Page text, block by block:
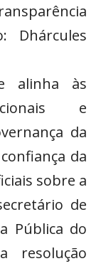
Dhárcules
alinha às
e
da
da
sobre a
de
Pública do
resolução